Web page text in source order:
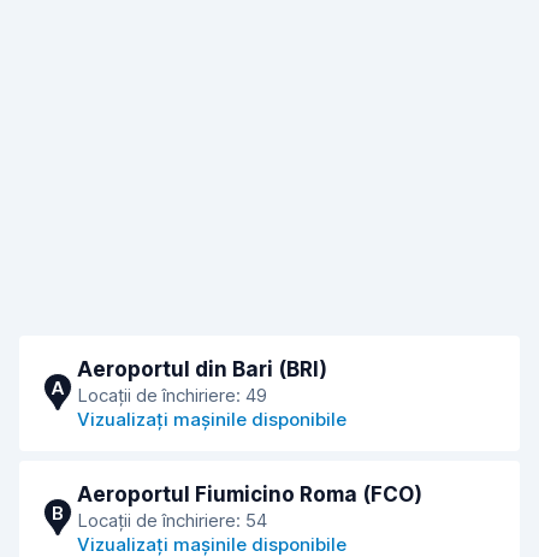
A
Aeroportul din Bari (BRI)
Locații de închiriere: 49
Vizualizați mașinile disponibile
B
Aeroportul Fiumicino Roma (FCO)
Locații de închiriere: 54
Vizualizați mașinile disponibile